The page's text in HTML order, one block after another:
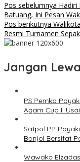
Pos sebelumnya Hadiri
Batuang, Ini Pesan
Pos berikutnya
Resmi Turnamen
Jangan
PS Pemko
Agam Cup II
Satpol PP
Bonjol Bersifat
Wawako